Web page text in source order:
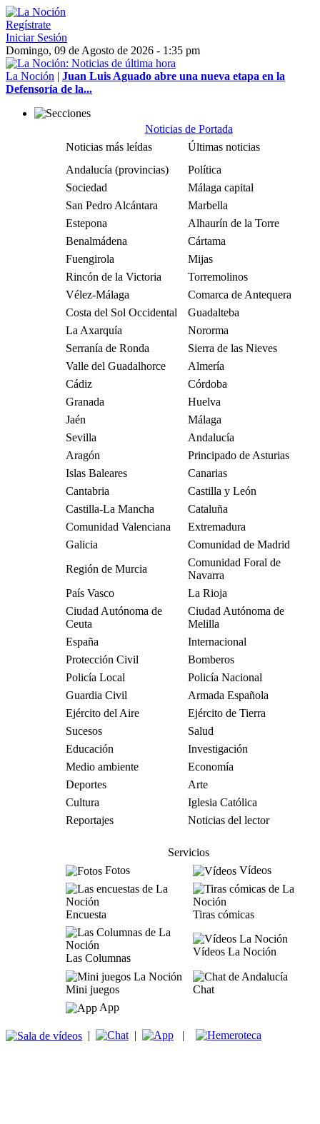
Regístrate
Iniciar Sesión
Domingo, 09 de Agosto de 2026 - 1:35 pm
La Noción | Juan Luis Aguado abre una nueva etapa en la
Defensoría de la...
Noticias de Portada
Noticias más leídas
Últimas noticias
Andalucía (provincias)
Política
Sociedad
Málaga capital
San Pedro Alcántara
Marbella
Estepona
Alhaurín de la Torre
Benalmádena
Cártama
Fuengirola
Mijas
Rincón de la Victoria
Torremolinos
Vélez-Málaga
Comarca de Antequera
Costa del Sol Occidental
Guadalteba
La Axarquía
Nororma
Serranía de Ronda
Sierra de las Nieves
Valle del Guadalhorce
Almería
Cádiz
Córdoba
Granada
Huelva
Jaén
Málaga
Sevilla
Andalucía
Aragón
Principado de Asturias
Islas Baleares
Canarias
Cantabria
Castilla y León
Castilla-La Mancha
Cataluña
Comunidad Valenciana
Extremadura
Galicia
Comunidad de Madrid
Región de Murcia
Comunidad Foral de
Navarra
País Vasco
La Rioja
Ciudad Autónoma de
Ceuta
Ciudad Autónoma de
Melilla
España
Internacional
Protección Civil
Bomberos
Policía Local
Policía Nacional
Guardia Civil
Armada Española
Ejército del Aire
Ejército de Tierra
Sucesos
Salud
Educación
Investigación
Medio ambiente
Economía
Deportes
Arte
Cultura
Iglesia Católica
Reportajes
Noticias del lector
Servicios
Fotos
Vídeos
Encuesta Tiras cómicas
Las Columnas
Vídeos La Noción
Mini juegos
Chat
App
| | |